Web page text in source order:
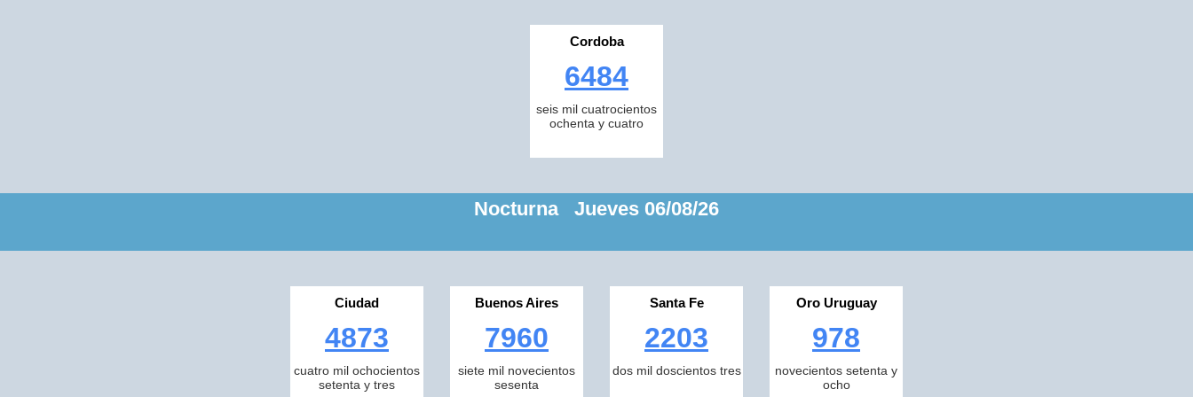
Cordoba
6484
seis mil cuatrocientos
ochenta y cuatro
Nocturna Jueves 06/08/26
Ciudad
4873
cuatro mil ochocientos
setenta y tres
Buenos Aires
7960
siete mil novecientos
sesenta
Santa Fe
2203
dos mil doscientos tres
Oro Uruguay
978
novecientos setenta y
ocho